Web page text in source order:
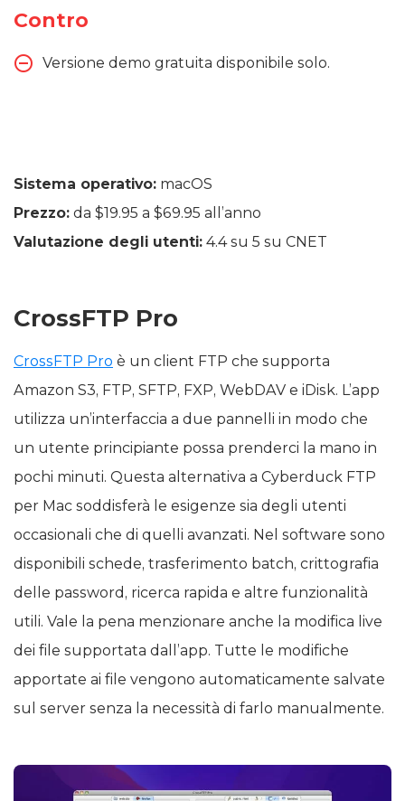
Contro
Versione demo gratuita disponibile solo.
Sistema operativo: macOS
Prezzo: da $19.95 a $69.95 all’anno
Valutazione degli utenti: 4.4 su 5 su CNET
CrossFTP Pro
CrossFTP Pro è un client FTP che supporta
Amazon S3, FTP, SFTP, FXP, WebDAV e iDisk. L’app
utilizza un’interfaccia a due pannelli in modo che
un utente principiante possa prenderci la mano in
pochi minuti. Questa alternativa a Cyberduck FTP
per Mac soddisferà le esigenze sia degli utenti
occasionali che di quelli avanzati. Nel software sono
disponibili schede, trasferimento batch, crittografia
delle password, ricerca rapida e altre funzionalità
utili. Vale la pena menzionare anche la modifica live
dei file supportata dall’app. Tutte le modifiche
apportate ai file vengono automaticamente salvate
sul server senza la necessità di farlo manualmente.